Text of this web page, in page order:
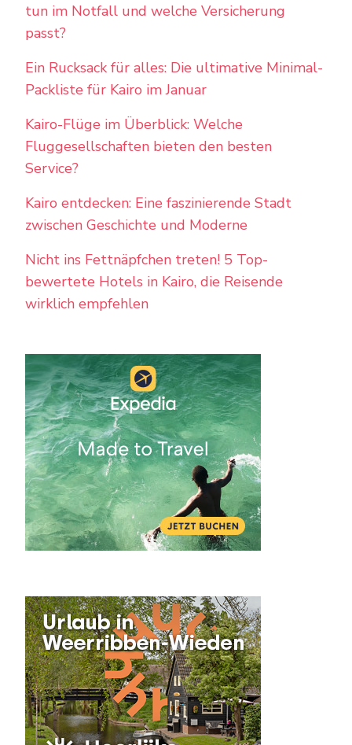
tun im Notfall und welche Versicherung
passt?
Ein Rucksack für alles: Die ultimative Minimal-
Packliste für Kairo im Januar
Kairo-Flüge im Überblick: Welche
Fluggesellschaften bieten den besten
Service?
Kairo entdecken: Eine faszinierende Stadt
zwischen Geschichte und Moderne
Nicht ins Fettnäpfchen treten! 5 Top-
bewertete Hotels in Kairo, die Reisende
wirklich empfehlen